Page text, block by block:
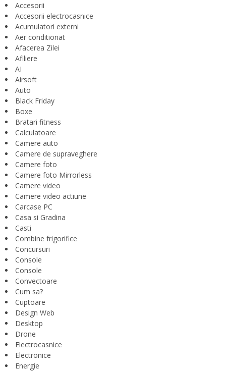
Accesorii
Accesorii electrocasnice
Acumulatori externi
Aer conditionat
Afacerea Zilei
Afiliere
AI
Airsoft
Auto
Black Friday
Boxe
Bratari fitness
Calculatoare
Camere auto
Camere de supraveghere
Camere foto
Camere foto Mirrorless
Camere video
Camere video actiune
Carcase PC
Casa si Gradina
Casti
Combine frigorifice
Concursuri
Console
Console
Convectoare
Cum sa?
Cuptoare
Design Web
Desktop
Drone
Electrocasnice
Electronice
Energie